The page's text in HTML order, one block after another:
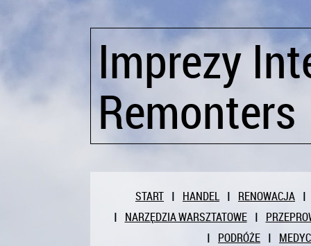
Imprezy
Remonters
START HANDEL
RENOWACJA
NARZĘDZIA WARSZTATOWE
PODRÓŻE